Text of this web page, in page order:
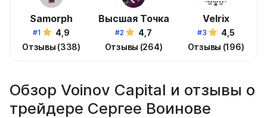
Samorph
#1
4,9
Отзывы (338)
Высшая Точка
#2
4,7
Отзывы (264)
Velrix
#3
4,5
Отзывы (196)
Обзор Voinov Capital и отзывы о
трейдере Сергее Воинове